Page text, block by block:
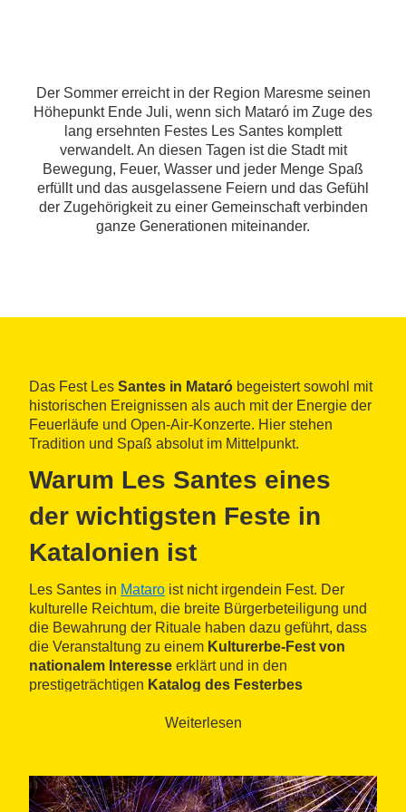
Der Sommer erreicht in der Region Maresme seinen
Höhepunkt Ende Juli, wenn sich Mataró im Zuge des
lang ersehnten Festes Les Santes komplett
verwandelt. An diesen Tagen ist die Stadt mit
Bewegung, Feuer, Wasser und jeder Menge Spaß
erfüllt und das ausgelassene Feiern und das Gefühl
der Zugehörigkeit zu einer Gemeinschaft verbinden
ganze Generationen miteinander.
Das Fest Les Santes in Mataró begeistert sowohl mit
historischen Ereignissen als auch mit der Energie der
Feuerläufe und Open-Air-Konzerte. Hier stehen
Tradition und Spaß absolut im Mittelpunkt.
Warum Les Santes eines
der wichtigsten Feste in
Katalonien ist
Les Santes in Mataro ist nicht irgendein Fest. Der
kulturelle Reichtum, die breite Bürgerbeteiligung und
die Bewahrung der Rituale haben dazu geführt, dass
die Veranstaltung zu einem Kulturerbe-Fest von
nationalem Interesse erklärt und in den
prestigeträchtigen Katalog des Festerbes
Mehrere Tage und Nächte lang wird die Hauptstadt
Geschichte des Festes in Mataró
Weiterlesen